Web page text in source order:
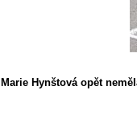
Marie Hynštová opět